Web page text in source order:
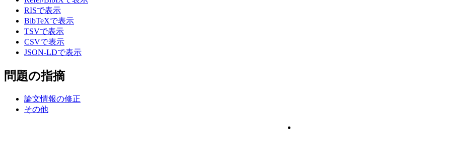
RISで表示
BibTeXで表示
TSVで表示
CSVで表示
JSON-LDで表示
問題の指摘
論文情報の修正
その他